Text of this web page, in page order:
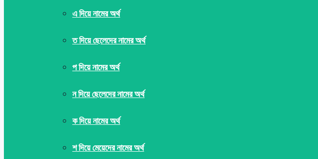
এ দিয়ে নামের অর্থ
ত দিয়ে ছেলেদের নামের অর্থ
প দিয়ে নামের অর্থ
ন দিয়ে ছেলেদের নামের অর্থ
ক দিয়ে নামের অর্থ
শ দিয়ে মেয়েদের নামের অর্থ